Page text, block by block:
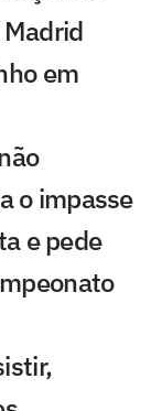
em
o impasse
e pede